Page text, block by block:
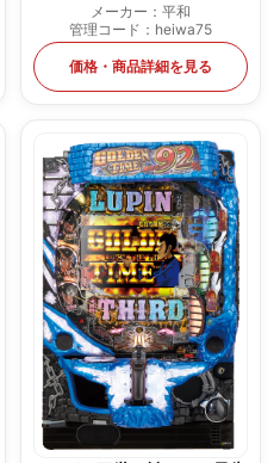
メーカー：平和
管理コード：heiwa75
価格・商品詳細を見る